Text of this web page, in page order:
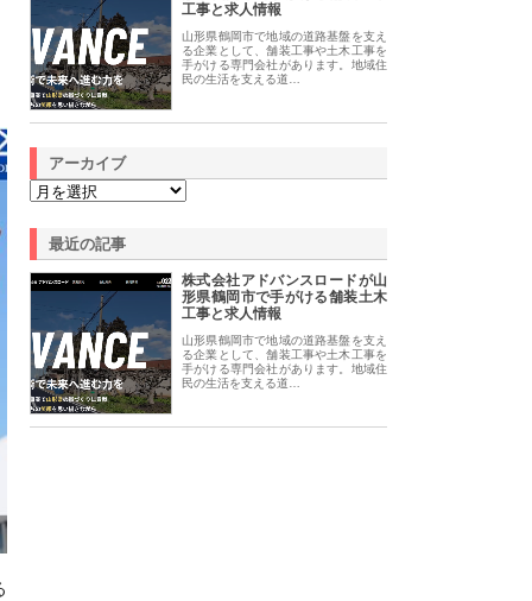
工事と求人情報
山形県鶴岡市で地域の道路基盤を支え
る企業として、舗装工事や土木工事を
手がける専門会社があります。地域住
民の生活を支える道…
アーカイブ
最近の記事
株式会社アドバンスロードが山
形県鶴岡市で手がける舗装土木
工事と求人情報
山形県鶴岡市で地域の道路基盤を支え
る企業として、舗装工事や土木工事を
手がける専門会社があります。地域住
民の生活を支える道…